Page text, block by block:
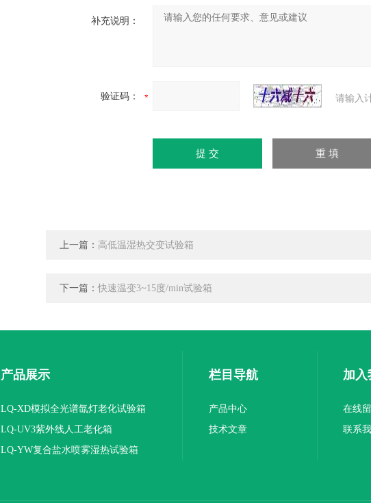
补充说明：
验证码： 请输入
上一篇： 高低温湿热交变试验箱
下一篇： 快速温变3~15度/min试验箱
产品展示
LQ-XD模拟全光谱氙灯老化试验箱
LQ-UV3紫外线人工老化箱
LQ-YW复合盐水喷雾湿热试验箱
栏目导航
产品中心
技术文章
加入
在线
联系